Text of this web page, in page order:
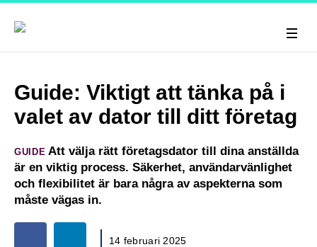
Guide: Viktigt att tänka på i
valet av dator till ditt företag
GUIDE Att välja rätt företagsdator till dina anställda
är en viktig process. Säkerhet, användarvänlighet
och flexibilitet är bara några av aspekterna som
måste vägas in.
14 februari 2025